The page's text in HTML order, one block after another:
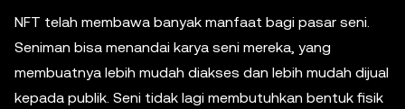
NFT telah membawa banyak manfaat bagi pasar seni.
Seniman bisa menandai karya seni mereka, yang
membuatnya lebih mudah diakses dan lebih mudah dijual
kepada publik. Seni tidak lagi membutuhkan bentuk fisik